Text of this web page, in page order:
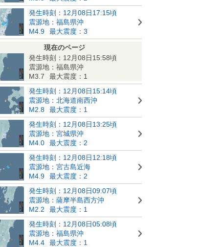
発生時刻：12月08日17:15頃
震源地：福島県沖
M4.9
最大震度：3
現在のページ
発生時刻：12月08日15:58頃
震源地：福島県沖
M3.7
最大震度：1
発生時刻：12月08日15:14頃
震源地：北海道南西沖
M2.8
最大震度：1
発生時刻：12月08日13:25頃
震源地：宮城県沖
M4.0
最大震度：2
発生時刻：12月08日12:18頃
震源地：宮古島近海
M4.9
最大震度：2
発生時刻：12月08日09:07頃
震源地：薩摩半島西方沖
M2.2
最大震度：1
発生時刻：12月08日05:08頃
震源地：福島県沖
M4.4
最大震度：1